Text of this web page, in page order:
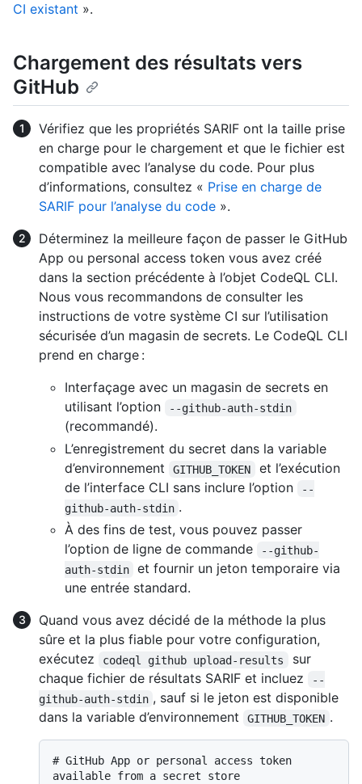
CI existant ».
Chargement des résultats vers
GitHub
Vérifiez que les propriétés SARIF ont la taille prise
en charge pour le chargement et que le fichier est
compatible avec l’analyse du code. Pour plus
d’informations, consultez « Prise en charge de
SARIF pour l’analyse du code ».
Déterminez la meilleure façon de passer le GitHub
App ou personal access token vous avez créé
dans la section précédente à l’objet CodeQL CLI.
Nous vous recommandons de consulter les
instructions de votre système CI sur l’utilisation
sécurisée d’un magasin de secrets. Le CodeQL CLI
prend en charge :
Interfaçage avec un magasin de secrets en
utilisant l’option
--github-auth-stdin
(recommandé).
L’enregistrement du secret dans la variable
d’environnement
GITHUB_TOKEN
et l’exécution
de l’interface CLI sans inclure l’option
--
github-auth-stdin .
À des fins de test, vous pouvez passer
l’option de ligne de commande
--github-
auth-stdin
et fournir un jeton temporaire via
une entrée standard.
Quand vous avez décidé de la méthode la plus
sûre et la plus fiable pour votre configuration,
exécutez
codeql github upload-results
sur
chaque fichier de résultats SARIF et incluez
--
github-auth-stdin , sauf si le jeton est disponible
dans la variable d’environnement
GITHUB_TOKEN .
# GitHub App or personal access token
available from a secret store